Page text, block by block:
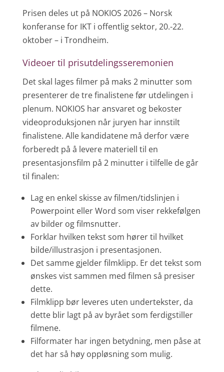
Prisen deles ut på NOKIOS 2026 – Norsk
konferanse for IKT i offentlig sektor, 20.-22.
oktober – i Trondheim.
Videoer til prisutdelingsseremonien
Det skal lages filmer på maks 2 minutter som
presenterer de tre finalistene før utdelingen i
plenum. NOKIOS har ansvaret og bekoster
videoproduksjonen når juryen har innstilt
finalistene. Alle kandidatene må derfor være
forberedt på å levere materiell til en
presentasjonsfilm på 2 minutter i tilfelle de går
til finalen:
Lag en enkel skisse av filmen/tidslinjen i
Powerpoint eller Word som viser rekkefølgen
av bilder og filmsnutter.
Forklar hvilken tekst som hører til hvilket
bilde/illustrasjon i presentasjonen.
Det samme gjelder filmklipp. Er det tekst som
ønskes vist sammen med filmen så presiser
dette.
Filmklipp bør leveres uten undertekster, da
dette blir lagt på av byrået som ferdigstiller
filmene.
Filformater har ingen betydning, men påse at
det har så høy oppløsning som mulig.